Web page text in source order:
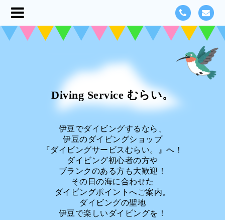
Diving Service むらい。
伊豆でダイビングするなら、
伊豆のダイビングショップ
『ダイビングサービスむらい。』へ！
ダイビング初心者の方や
ブランクのある方も大歓迎！
その日の海に合わせた
ダイビングポイントへご案内。
ダイビングの聖地
伊豆で楽しいダイビングを！